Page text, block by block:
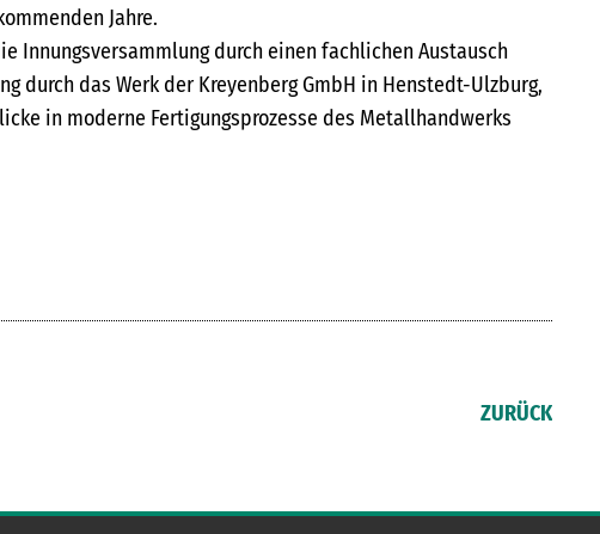
Jahre.
Innungsversammlung durch einen fachlichen Austausch
durch das Werk der Kreyenberg GmbH in Hen­stedt-Ulzburg,
in moderne Fertigungsprozesse des Metallhandwerks
ZURÜCK